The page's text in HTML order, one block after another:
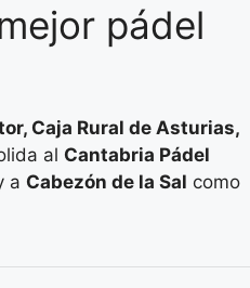
pádel
Caja Rural de Asturias,
al Cantabria Pádel
a Cabezón de la Sal como